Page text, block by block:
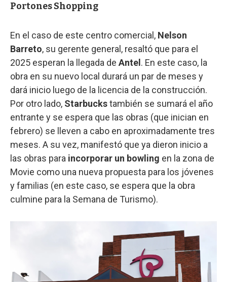
Portones Shopping
En el caso de este centro comercial, Nelson
Barreto, su gerente general, resaltó que para el
2025 esperan la llegada de Antel . En este caso, la
obra en su nuevo local durará un par de meses y
dará inicio luego de la licencia de la construcción.
Por otro lado, Starbuckstambién se sumará el año
entrante y se espera que las obras (que inician en
febrero) se lleven a cabo en aproximadamente tres
meses. A su vez, manifestó que ya dieron inicio a
las obras para incorporar un bowling en la zona de
Movie como una nueva propuesta para los jóvenes
y familias (en este caso, se espera que la obra
culmine para la Semana de Turismo).